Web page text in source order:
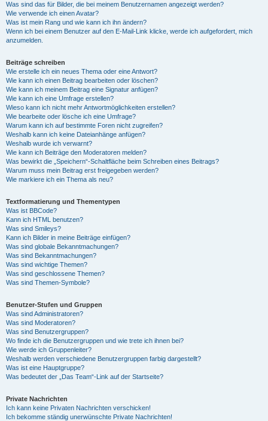
Was sind das für Bilder, die bei meinem Benutzernamen angezeigt werden?
Wie verwende ich einen Avatar?
Was ist mein Rang und wie kann ich ihn ändern?
Wenn ich bei einem Benutzer auf den E-Mail-Link klicke, werde ich aufgefordert, mich
anzumelden.
Beiträge schreiben
Wie erstelle ich ein neues Thema oder eine Antwort?
Wie kann ich einen Beitrag bearbeiten oder löschen?
Wie kann ich meinem Beitrag eine Signatur anfügen?
Wie kann ich eine Umfrage erstellen?
Wieso kann ich nicht mehr Antwortmöglichkeiten erstellen?
Wie bearbeite oder lösche ich eine Umfrage?
Warum kann ich auf bestimmte Foren nicht zugreifen?
Weshalb kann ich keine Dateianhänge anfügen?
Weshalb wurde ich verwarnt?
Wie kann ich Beiträge den Moderatoren melden?
Was bewirkt die „Speichern“-Schaltfläche beim Schreiben eines Beitrags?
Warum muss mein Beitrag erst freigegeben werden?
Wie markiere ich ein Thema als neu?
Textformatierung und Thementypen
Was ist BBCode?
Kann ich HTML benutzen?
Was sind Smileys?
Kann ich Bilder in meine Beiträge einfügen?
Was sind globale Bekanntmachungen?
Was sind Bekanntmachungen?
Was sind wichtige Themen?
Was sind geschlossene Themen?
Was sind Themen-Symbole?
Benutzer-Stufen und Gruppen
Was sind Administratoren?
Was sind Moderatoren?
Was sind Benutzergruppen?
Wo finde ich die Benutzergruppen und wie trete ich ihnen bei?
Wie werde ich Gruppenleiter?
Weshalb werden verschiedene Benutzergruppen farbig dargestellt?
Was ist eine Hauptgruppe?
Was bedeutet der „Das Team“-Link auf der Startseite?
Private Nachrichten
Ich kann keine Privaten Nachrichten verschicken!
Ich bekomme ständig unerwünschte Private Nachrichten!